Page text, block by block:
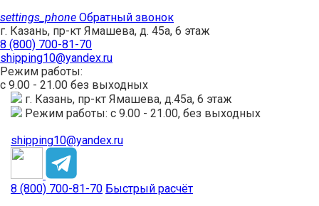
settings_phone Обратный звонок
г. Казань, пр-кт Ямашева, д. 45а, 6 этаж
8 (800) 700-81-70
shipping10@yandex.ru
Режим работы:
с 9.00 - 21.00 без выходных
г. Казань, пр-кт Ямашева, д.45а, 6 этаж
Режим работы: с 9.00 - 21.00, без выходных
shipping10@yandex.ru
8 (800) 700-81-70 Быстрый расчёт